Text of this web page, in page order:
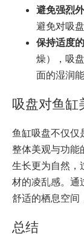
避免强烈
避免对吸
保持适度
燥），吸
面的湿润
吸盘对鱼缸
鱼缸吸盘不仅仅
整体美观与功能
生长更为自然，
材的凌乱感。通
舒适的栖息空间
总结